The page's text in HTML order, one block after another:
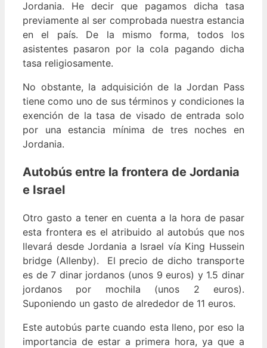
Jordania. He decir que pagamos dicha tasa
previamente al ser comprobada nuestra estancia
en el país. De la mismo forma, todos los
asistentes pasaron por la cola pagando dicha
tasa religiosamente.
No obstante, la adquisición de la Jordan Pass
tiene como uno de sus términos y condiciones la
exención de la tasa de visado de entrada solo
por una estancia mínima de tres noches en
Jordania.
Autobús entre la frontera de Jordania
e Israel
Otro gasto a tener en cuenta a la hora de pasar
esta frontera es el atribuido al autobús que nos
llevará desde Jordania a Israel vía King Hussein
bridge (Allenby). El precio de dicho transporte
es de 7 dinar jordanos (unos 9 euros) y 1.5 dinar
jordanos por mochila (unos 2 euros).
Suponiendo un gasto de alrededor de 11 euros.
Este autobús parte cuando esta lleno, por eso la
importancia de estar a primera hora, ya que a